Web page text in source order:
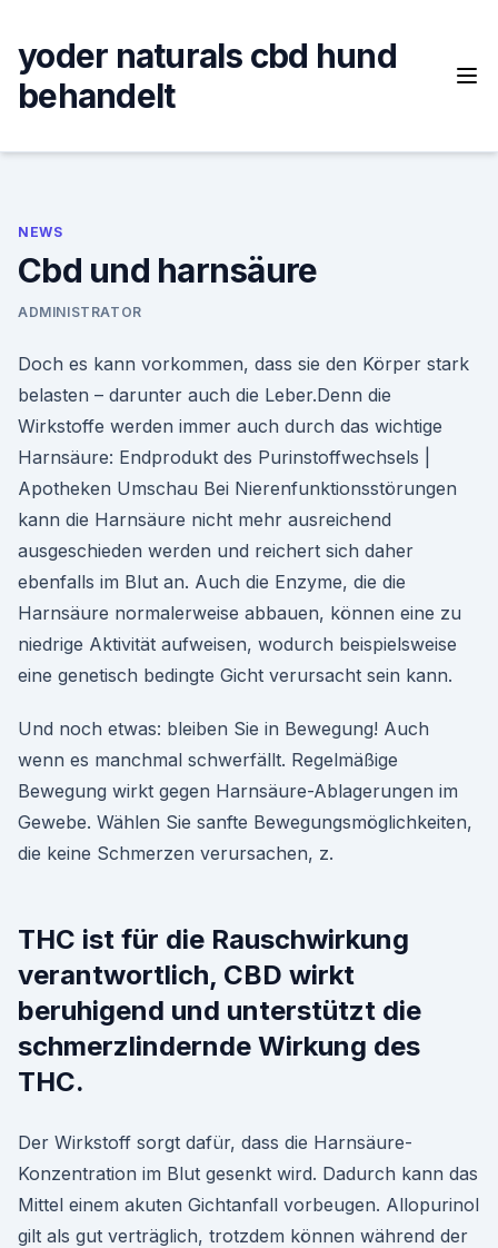
content
yoder naturals cbd hund
behandelt
NEWS
Cbd und harnsäure
ADMINISTRATOR
Doch es kann vorkommen, dass sie den Körper stark
belasten – darunter auch die Leber.Denn die
Wirkstoffe werden immer auch durch das wichtige
Harnsäure: Endprodukt des Purinstoffwechsels |
Apotheken Umschau Bei Nierenfunktionsstörungen
kann die Harnsäure nicht mehr ausreichend
ausgeschieden werden und reichert sich daher
ebenfalls im Blut an. Auch die Enzyme, die die
Harnsäure normalerweise abbauen, können eine zu
niedrige Aktivität aufweisen, wodurch beispielsweise
eine genetisch bedingte Gicht verursacht sein kann.
Und noch etwas: bleiben Sie in Bewegung! Auch
wenn es manchmal schwerfällt. Regelmäßige
Bewegung wirkt gegen Harnsäure-Ablagerungen im
Gewebe. Wählen Sie sanfte Bewegungsmöglichkeiten,
die keine Schmerzen verursachen, z.
THC ist für die Rauschwirkung
verantwortlich, CBD wirkt
beruhigend und unterstützt die
schmerzlindernde Wirkung des
THC.
Der Wirkstoff sorgt dafür, dass die Harnsäure-
Konzentration im Blut gesenkt wird. Dadurch kann das
Mittel einem akuten Gichtanfall vorbeugen. Allopurinol
gilt als gut verträglich, trotzdem können während der